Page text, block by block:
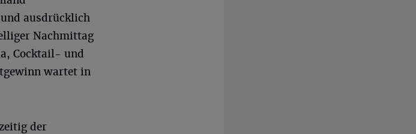
ausdrücklich
Nachmittag
Cocktail- und
wartet in
der